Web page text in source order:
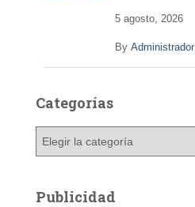
5 agosto, 2026
By Administrador
Categorías
g
Publicidad